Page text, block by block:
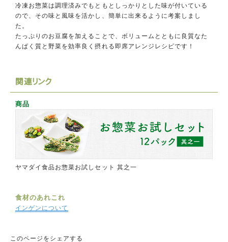
冷凍お惣菜は調理済みでもともとしっかりとした味が付いている
ので、その味と風味を活かし、簡単に出来るように考案しまし
た。
たっぷりのお豆腐を加えることで、ボリュームとともに良質なた
んぱく質と野菜を効率良く摂れる即席アレンジレシピです！
関連リンク
商品
ヤマダイ食品お惣菜お試しセット 其之一
食材のあれこれ
インゲンについて
このページをシェアする